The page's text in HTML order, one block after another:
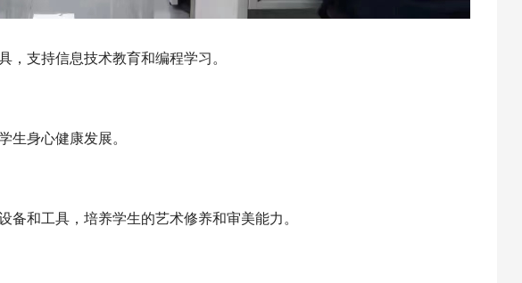
，支持信息技术教育和编程学习。
生身心健康发展。
备和工具，培养学生的艺术修养和审美能力。